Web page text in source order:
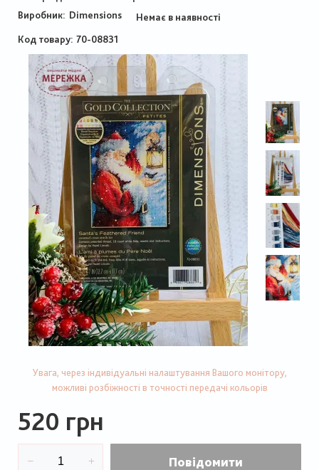
Виробник: Dimensions
Немає в наявності
Код товару 70-08831
Увага, через індивідуальні налаштування Вашого монітору,
можливі розбіжності в точності передачі кольорів
520 грн
Повідомити